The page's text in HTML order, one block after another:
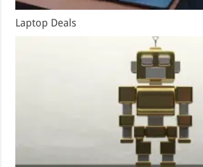
Laptop Deals